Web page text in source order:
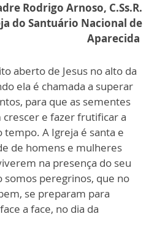
Rodrigo Arnoso, C.Ss.R.
do Santuário Nacional de
Aparecida
aberto de Jesus no alto da
ela é chamada a superar
para que as sementes
crescer e fazer frutificar a
A Igreja é santa e
de homens e mulheres
na presença do seu
somos peregrinos, que no
se preparam para
a face, no dia da